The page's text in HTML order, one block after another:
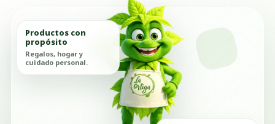
Productos con
propósito
Regalos, hogar y
cuidado personal.